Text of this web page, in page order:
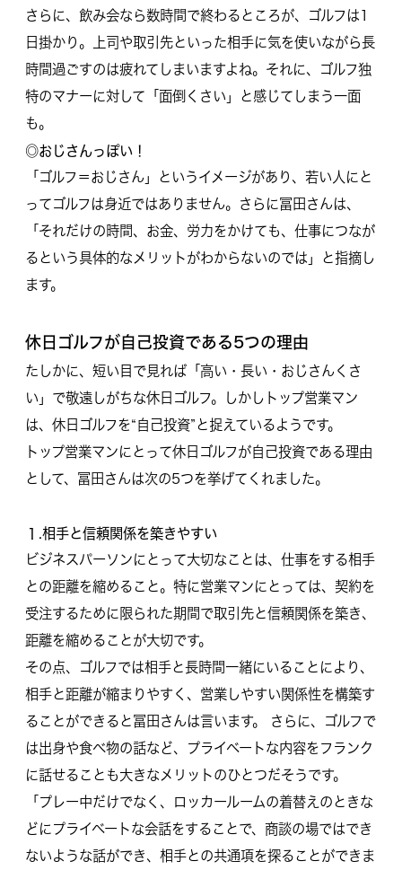
さらに、飲み会なら数時間で終わるところが、ゴルフは1
日掛かり。上司や取引先といった相手に気を使いながら長
時間過ごすのは疲れてしまいますよね。それに、ゴルフ独
特のマナーに対して「面倒くさい」と感じてしまう一面
も。
◎おじさんっぽい！
「ゴルフ＝おじさん」というイメージがあり、若い人にと
ってゴルフは身近ではありません。さらに冨田さんは、
「それだけの時間、お金、労力をかけても、仕事につなが
るという具体的なメリットがわからないのでは」と指摘し
ます。
休日ゴルフが自己投資である5つの理由
たしかに、短い目で見れば「高い・長い・おじさんくさ
い」で敬遠しがちな休日ゴルフ。しかしトップ営業マン
は、休日ゴルフを“自己投資”と捉えているようです。
トップ営業マンにとって休日ゴルフが自己投資である理由
として、冨田さんは次の5つを挙げてくれました。
１.相手と信頼関係を築きやすい
ビジネスパーソンにとって大切なことは、仕事をする相手
との距離を縮めること。特に営業マンにとっては、契約を
受注するために限られた期間で取引先と信頼関係を築き、
距離を縮めることが大切です。
その点、ゴルフでは相手と長時間一緒にいることにより、
相手と距離が縮まりやすく、営業しやすい関係性を構築す
ることができると冨田さんは言います。 さらに、ゴルフで
は出身や食べ物の話など、プライベートな内容をフランク
に話せることも大きなメリットのひとつだそうです。
「プレー中だけでなく、ロッカールームの着替えのときな
どにプライベートな会話をすることで、商談の場ではでき
ないような話ができ、相手との共通項を探ることができま